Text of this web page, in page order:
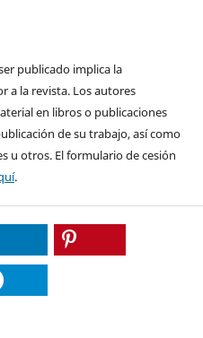
publicado implica la
a la revista. Los autores
en libros o publicaciones
de su trabajo, así como
u otros. El formulario de cesión
.